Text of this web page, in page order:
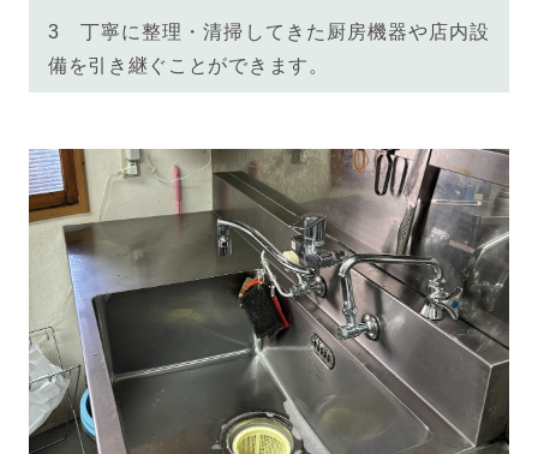
3丁寧に整理・清掃してきた厨房機器や店内設
備を引き継ぐことができます。